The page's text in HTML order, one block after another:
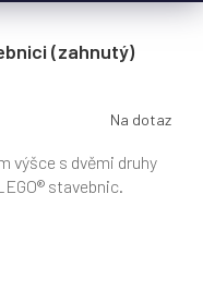
(zahnutý)
Na dotaz
výšce s dvěmi druhy
stavebnic.